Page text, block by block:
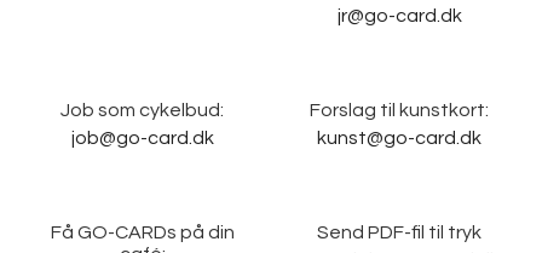
jr@go-card.dk
Job som cykelbud:
job@go-card.dk
Forslag til kunstkort:
kunst@go-card.dk
Få GO-CARDs på din
Send PDF-fil til tryk